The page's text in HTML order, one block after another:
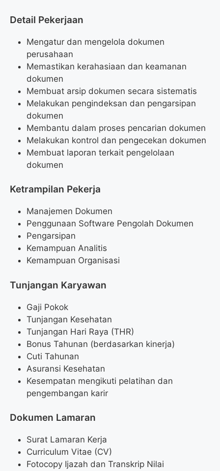
Detail Pekerjaan
Mengatur dan mengelola dokumen
perusahaan
Memastikan kerahasiaan dan keamanan
dokumen
Membuat arsip dokumen secara sistematis
Melakukan pengindeksan dan pengarsipan
dokumen
Membantu dalam proses pencarian dokumen
Melakukan kontrol dan pengecekan dokumen
Membuat laporan terkait pengelolaan
dokumen
Ketrampilan Pekerja
Manajemen Dokumen
Penggunaan Software Pengolah Dokumen
Pengarsipan
Kemampuan Analitis
Kemampuan Organisasi
Tunjangan Karyawan
Gaji Pokok
Tunjangan Kesehatan
Tunjangan Hari Raya (THR)
Bonus Tahunan (berdasarkan kinerja)
Cuti Tahunan
Asuransi Kesehatan
Kesempatan mengikuti pelatihan dan
pengembangan karir
Dokumen Lamaran
Surat Lamaran Kerja
Curriculum Vitae (CV)
Fotocopy Ijazah dan Transkrip Nilai